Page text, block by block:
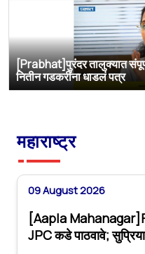
[Prabhat]पुरंदर तालुक्यात
नितीन गडकरींना धाडलं पत्र
महाराष्ट्र
09 August 2026
[Aapla
JPC कडे पाठवावे;